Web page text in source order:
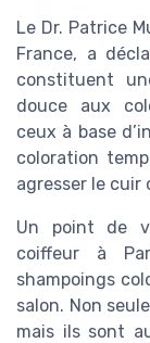
Le Dr. Patrice
France, a
constituent
douce aux
ceux à base
coloration
agresser le cuir
Un point de
coiffeur à
shampoings
salon. Non
mais ils sont